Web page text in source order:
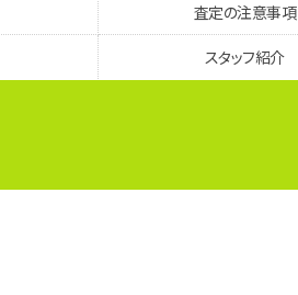
査定の注意事項
スタッフ紹介